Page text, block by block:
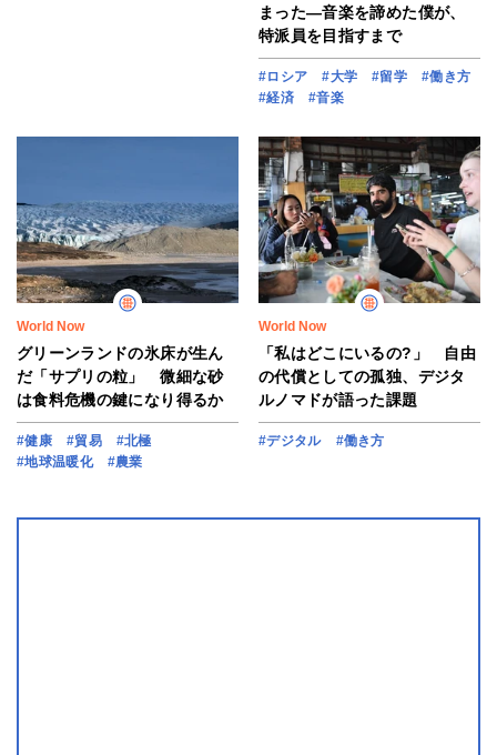
まった―音楽を諦めた僕が、
特派員を目指すまで
#ロシア #大学 #留学
#働き方
#経済
#音楽
World Now
グリーンランドの氷床が生ん
だ「サプリの粒」 微細な砂
は食料危機の鍵になり得るか
#健康 #貿易
#北極
#地球温暖化
#農業
World Now
「私はどこにいるの?」 自由
の代償としての孤独、デジタ
ルノマドが語った課題
#デジタル #働き方